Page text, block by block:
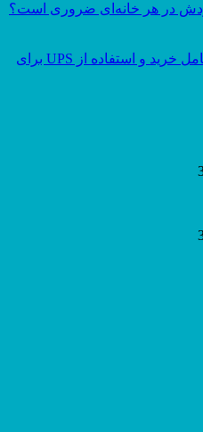
در هر خانه‌ای ضروری است؟
یوپی‌اس چیست؟ راهنمای کامل خرید و استفاده از UPS برای